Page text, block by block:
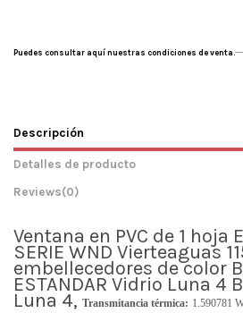
Puedes consultar aquí nuestras condiciones de venta.
Descripción
Detalles de producto
Reviews(0)
Ventana en PVC de 1 hoja
SERIE WND Vierteaguas
embellecedores de color
ESTANDAR Vidrio Luna 4
Luna 4, Transmitancia térmica: 1.590781